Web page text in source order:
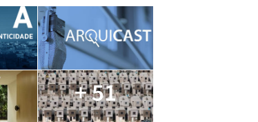
+ 51